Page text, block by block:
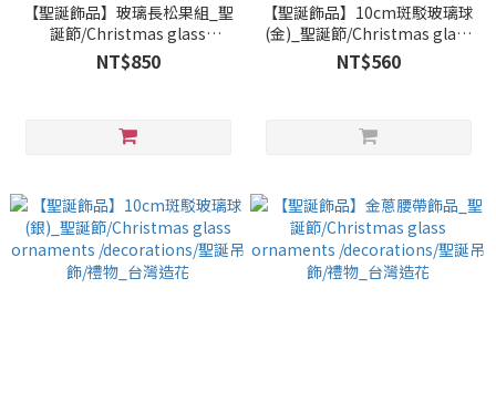
【聖誕飾品】玻璃長松果組_聖
誕節/Christmas glass
ornaments /decorations/聖
誕吊飾/禮物_台灣造花
NT$850
【聖誕飾品】10cm斑駁玻璃球
(金)_聖誕節/Christmas glass
ornaments /decorations/聖
誕吊飾/禮物_台灣造花
NT$560